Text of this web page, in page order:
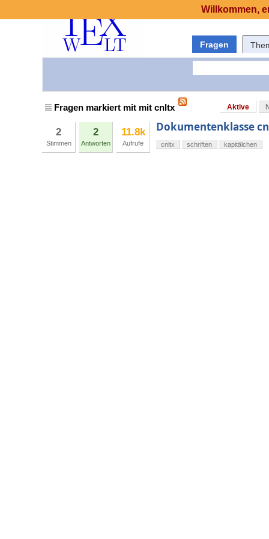
Fragen
Fragen markiert mit mit cnltx Aktive
2
Stimmen
2
Antworten
11.8k
Aufrufe
Dokumentenklasse
cnltx schriften kapitälchen
Willkommen,